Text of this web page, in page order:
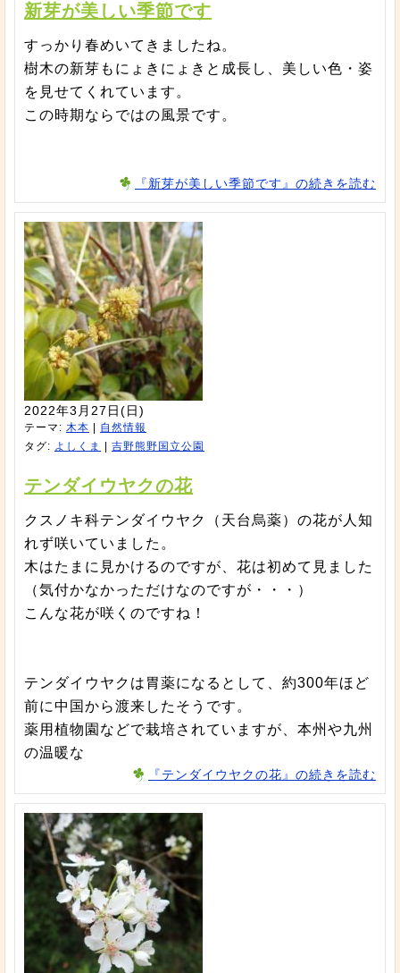
新芽が美しい季節です
すっかり春めいてきましたね。
樹木の新芽もにょきにょきと成長し、美しい色・姿
を見せてくれています。
この時期ならではの風景です。
『新芽が美しい季節です』の続きを読む
2022年3月27日(日)
テーマ: 木本
自然情報
タグ: よしくま 吉野熊野国立公園
テンダイウヤクの花
クスノキ科テンダイウヤク（天台烏薬）の花が人知
れず咲いていました。
木はたまに見かけるのですが、花は初めて見ました
（気付かなかっただけなのですが・・・）
こんな花が咲くのですね！
テンダイウヤクは胃薬になるとして、約300年ほど
前に中国から渡来したそうです。
薬用植物園などで栽培されていますが、本州や九州
の温暖な
『テンダイウヤクの花』の続きを読む